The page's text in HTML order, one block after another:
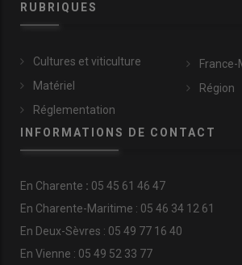
RUBRIQUES
Cultures et viticulture
Matériel
Réglementation
France-
Région
INFORMATIONS DE CONTACT
En Charente : 05 45 61 46 47
En Charente-Maritime : 05 46 34 12 61
En Deux-Sèvres : 05 49 77 16 40
En Vienne : 05 49 52 33 77